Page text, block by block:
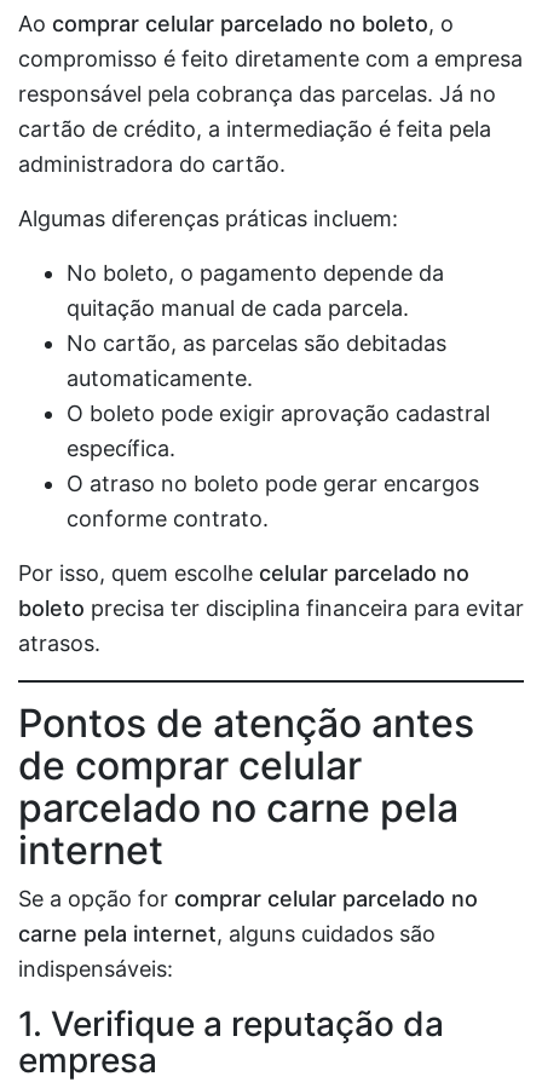
Ao comprar celular parcelado no boleto, o
compromisso é feito diretamente com a empresa
responsável pela cobrança das parcelas. Já no
cartão de crédito, a intermediação é feita pela
administradora do cartão.
Algumas diferenças práticas incluem:
No boleto, o pagamento depende da
quitação manual de cada parcela.
No cartão, as parcelas são debitadas
automaticamente.
O boleto pode exigir aprovação cadastral
específica.
O atraso no boleto pode gerar encargos
conforme contrato.
Por isso, quem escolhe celular parcelado no
boleto precisa ter disciplina financeira para evitar
atrasos.
Pontos de atenção antes
de comprar celular
parcelado no carne pela
internet
Se a opção for comprar celular parcelado no
carne pela internet, alguns cuidados são
indispensáveis:
1. Verifique a reputação da
empresa